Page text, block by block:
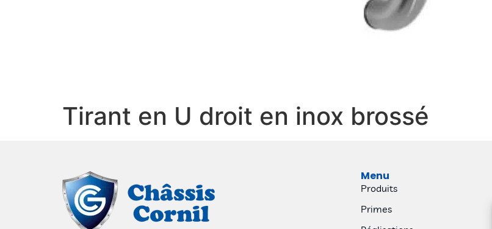
Tirant en U droit en inox brossé
Menu
Produits
Primes